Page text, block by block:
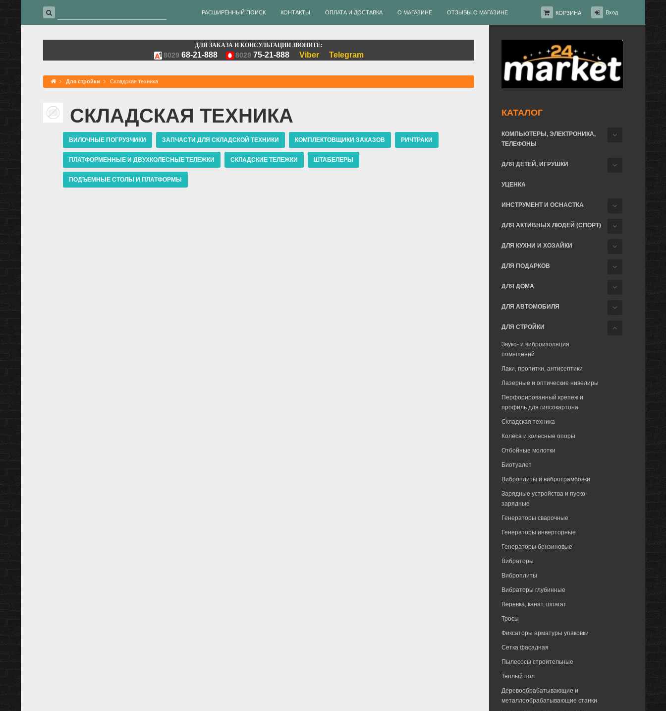
КОРЗИНА Вход
РАСШИРЕННЫЙ ПОИСК КОНТАКТЫ ОПЛАТА И ДОСТАВКА О МАГАЗИНЕ ОТЗЫВЫ О МАГАЗИНЕ
КАТАЛОГ
КОМПЬЮТЕРЫ, ЭЛЕКТРОНИКА,
ТЕЛЕФОНЫ
ДЛЯ ДЕТЕЙ, ИГРУШКИ
УЦЕНКА
ИНСТРУМЕНТ И ОСНАСТКА
ДЛЯ АКТИВНЫХ ЛЮДЕЙ (СПОРТ)
ДЛЯ КУХНИ И ХОЗАЙКИ
ДЛЯ ПОДАРКОВ
ДЛЯ ДОМА
ДЛЯ АВТОМОБИЛЯ
ДЛЯ СТРОЙКИ
Звуко- и виброизоляция
помещений
Лаки, пропитки, антисептики
Лазерные и оптические нивелиры
Перфорированный крепеж и
профиль для гипсокартона
Складская техника
Колеса и колесные опоры
Отбойные молотки
Биотуалет
Виброплиты и вибротрамбовки
Зарядные устройства и пуско-
зарядные
Генераторы сварочные
Генераторы инверторные
Генераторы бензиновые
Вибраторы
Виброплиты
Вибраторы глубинные
Веревка, канат, шпагат
Тросы
Фиксаторы арматуры упаковки
Сетка фасадная
Пылесосы строительные
Теплый пол
Деревообрабатывающие и
металлообрабатывающие станки
ДЛЯ ЗАКАЗА И КОНСУЛЬТАЦИИ ЗВОНИТЕ:
8029 68-21-888 8029 75-21-888 Viber Telegram
Для стройки Складская техника
СКЛАДСКАЯ ТЕХНИКА
ВИЛОЧНЫЕ ПОГРУЗЧИКИ ЗАПЧАСТИ ДЛЯ СКЛАДСКОЙ ТЕХНИКИ КОМПЛЕКТОВЩИКИ ЗАКАЗОВ РИЧТРАКИ
ПЛАТФОРМЕННЫЕ И ДВУХКОЛЕСНЫЕ ТЕЛЕЖКИ СКЛАДСКИЕ ТЕЛЕЖКИ ШТАБЕЛЕРЫ
ПОДЪЕМНЫЕ СТОЛЫ И ПЛАТФОРМЫ